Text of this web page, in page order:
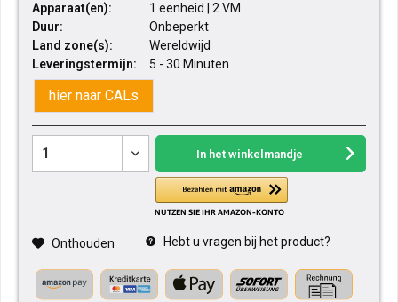
Apparaat(en):
1 eenheid | 2 VM
Duur:
Onbeperkt
Land zone(s):
Wereldwijd
Leveringstermijn:
5 - 30 Minuten
hier naar CALs
In het winkelmandje
Onthouden Hebt u vragen bij het product?